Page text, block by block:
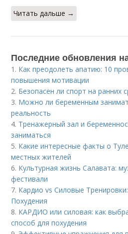
Читать дальше →
Последние обновления
1. Как преодолеть апатию: 10
повышения мотивации
2. Безопасен ли спорт на ранних
3. Можно ли беременным
реальность
4. Тренажерный зал и
заниматься
5. Какие интересные факты о
местных жителей
6. Культурная жизнь Салавата:
фестивали
7. Кардио vs Силовые
Похудения
8. КАРДИО или силовая: как
способ для похудения